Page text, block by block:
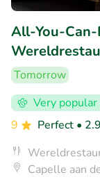
All-You-
Tomorrow
Very
9
Perfect •
Capelle aan